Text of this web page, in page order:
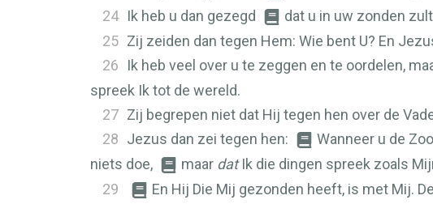
24 Ik heb u dan gezegd dat u in uw zonden
25 Zij zeiden dan tegen Hem: Wie bent U? En
26
Ik heb veel over u te zeggen en te oordelen,
spreek Ik tot de wereld.
27 Zij begrepen niet dat Hij tegen hen over de
28 Jezus dan zei tegen hen: Wanneer u de
niets doe,
maar datIk die dingen spreek zoals
29
En Hij Die Mij gezonden heeft, is met Mij.